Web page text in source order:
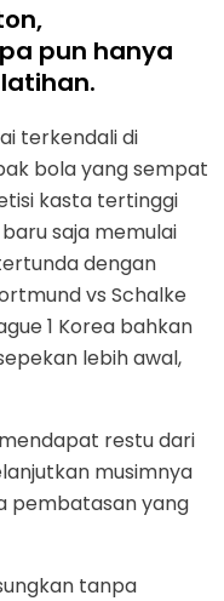
pun hanya
terkendali di
bola yang sempat
kasta tertinggi
saja memulai
dengan
vs Schalke
1 Korea bahkan
lebih awal,
restu dari
musimnya
pembatasan yang
tanpa